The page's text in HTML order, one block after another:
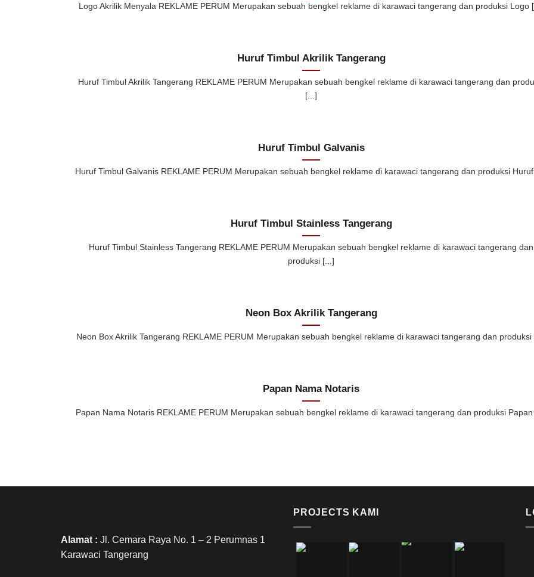
Logo Akrilik Menyala REKLAME PERUM Merupakan sebuah bengkel reklame di karawaci tangerang dan produksi Logo
Huruf Timbul Akrilik Tangerang
Huruf Timbul Akrilik Tangerang REKLAME PERUM Merupakan sebuah bengkel reklame di karawaci tangerang dan
[...]
Huruf Timbul Galvanis
Huruf Timbul Galvanis REKLAME PERUM Merupakan sebuah bengkel reklame di karawaci tangerang dan produksi
Huruf Timbul Stainless Tangerang
Huruf Timbul Stainless Tangerang REKLAME PERUM Merupakan sebuah bengkel reklame di karawaci tangerang dan
produksi [...]
Neon Box Akrilik Tangerang
Neon Box Akrilik Tangerang REKLAME PERUM Merupakan sebuah bengkel reklame di karawaci tangerang dan produksi
Papan Nama Notaris
Papan Nama Notaris REKLAME PERUM Merupakan sebuah bengkel reklame di karawaci tangerang dan produksi
Alamat : Jl. Cemara Raya No. 1 – 2 Perumnas 1
Karawaci Tangerang
PROJECTS KAMI